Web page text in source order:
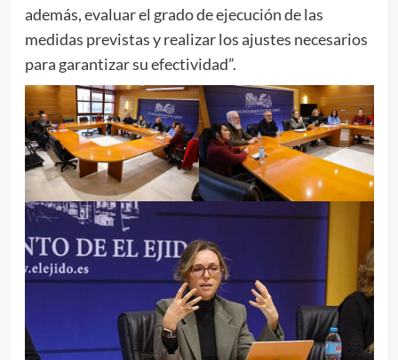
además, evaluar el grado de ejecución de las
medidas previstas y realizar los ajustes necesarios
para garantizar su efectividad”.